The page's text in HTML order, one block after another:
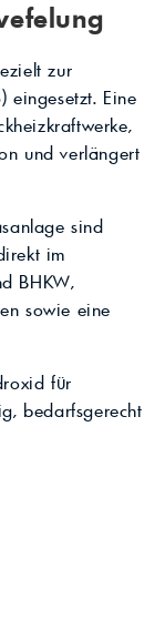
zur
eingesetzt. Eine
und verlängert
sind
im
BHKW,
sowie eine
für
bedarfsgerecht